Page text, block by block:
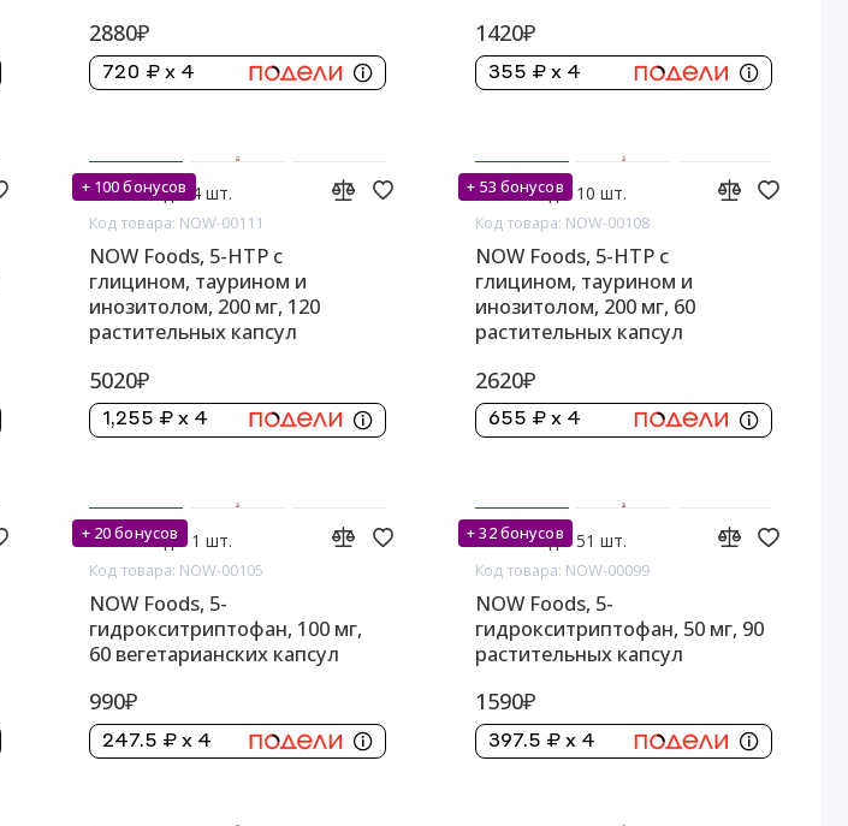
2880₽
720 ₽ x 4
1420₽
355 ₽ x 4
+ 100 бонусов
На складе: 4 шт.
Код товара: NOW-00111
NOW Foods, 5-HTP с
глицином, таурином и
инозитолом, 200 мг, 120
растительных капсул
5020₽
1,255 ₽ x 4
+ 53 бонусов
На складе: 10 шт.
Код товара: NOW-00108
NOW Foods, 5-HTP с
глицином, таурином и
инозитолом, 200 мг, 60
растительных капсул
2620₽
655 ₽ x 4
+ 20 бонусов
На складе: 1 шт.
Код товара: NOW-00105
NOW Foods, 5-
гидрокситриптофан, 100 мг,
60 вегетарианских капсул
990₽
247.5 ₽ x 4
+ 32 бонусов
На складе: 51 шт.
Код товара: NOW-00099
NOW Foods, 5-
гидрокситриптофан, 50 мг, 90
растительных капсул
1590₽
397.5 ₽ x 4